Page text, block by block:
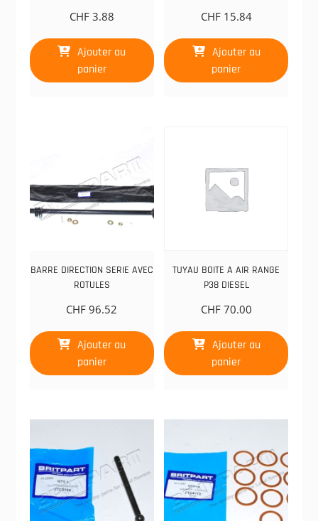
CHF3.88
Ajouter au
panier
CHF15.84
Ajouter au
panier
BARRE DIRECTION SERIE AVEC
ROTULES
CHF 96.52
Ajouter au
panier
TUYAU BOITE A AIR RANGE
P38 DIESEL
CHF70.00
Ajouter au
panier